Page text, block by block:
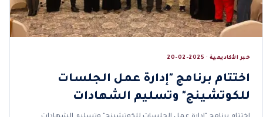
خبر الأكاديمية · 2025-02-20
اختتام برنامج "إدارة عمل الجلسات
للكوتشينج" وتسليم الشهادات